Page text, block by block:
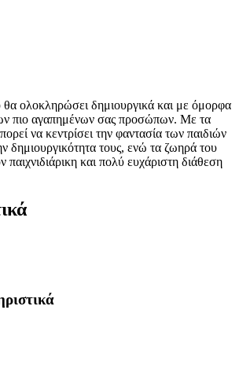
θα ολοκληρώσει δημιουργικά και με όμορφα
πιο αγαπημένων σας προσώπων. Με τα
να κεντρίσει την φαντασία των παιδιών
δημιουργικότητα τους, ενώ τα ζωηρά του
και πολύ ευχάριστη διάθεση